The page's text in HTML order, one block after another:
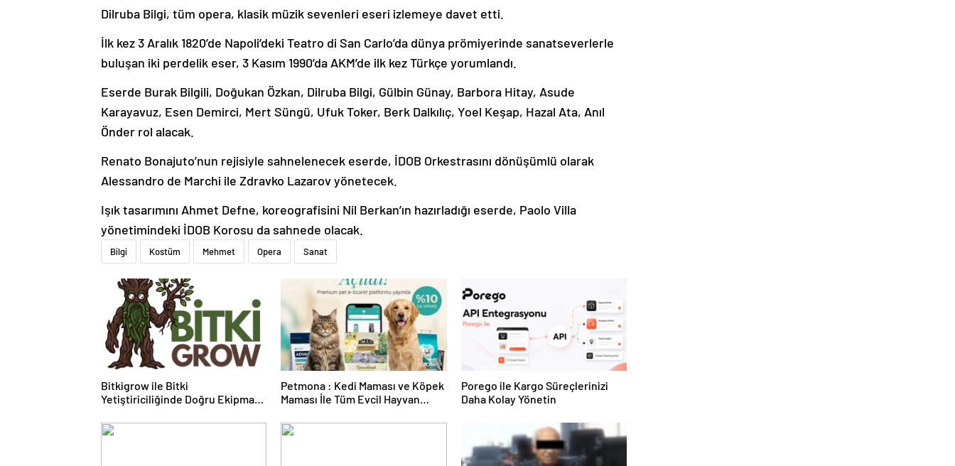
Dilruba Bilgi, tüm opera, klasik müzik sevenleri eseri izlemeye davet etti.
İlk kez 3 Aralık 1820’de Napoli’deki Teatro di San Carlo’da dünya prömiyerinde sanatseverlerle
buluşan iki perdelik eser, 3 Kasım 1990’da AKM’de ilk kez Türkçe yorumlandı.
Eserde Burak Bilgili, Doğukan Özkan, Dilruba Bilgi, Gülbin Günay, Barbora Hitay, Asude
Karayavuz, Esen Demirci, Mert Süngü, Ufuk Toker, Berk Dalkılıç, Yoel Keşap, Hazal Ata, Anıl
Önder rol alacak.
Renato Bonajuto’nun rejisiyle sahnelenecek eserde, İDOB Orkestrasını dönüşümlü olarak
Alessandro de Marchi ile Zdravko Lazarov yönetecek.
Işık tasarımını Ahmet Defne, koreografisini Nil Berkan’ın hazırladığı eserde, Paolo Villa
yönetimindeki İDOB Korosu da sahnede olacak.
Bilgi Kostüm Mehmet Opera Sanat
Bitkigrow ile Bitki
Yetiştiriciliğinde Doğru Ekipman
Petmona : Kedi Maması ve Köpek
Maması İle Tüm Evcil Hayvan
Porego ile Kargo Süreçlerinizi
Daha Kolay Yönetin